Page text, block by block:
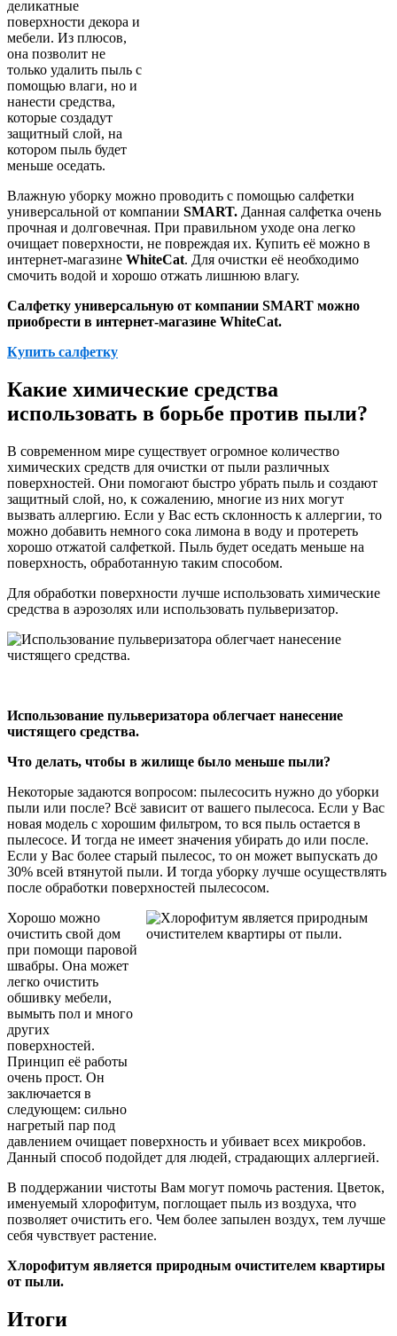
деликатные
поверхности декора и
мебели. Из плюсов,
она позволит не
только удалить пыль с
помощью влаги, но и
нанести средства,
которые создадут
защитный слой, на
котором пыль будет
меньше оседать.
Влажную уборку можно проводить с помощью салфетки
универсальной от компании SMART. Данная салфетка очень
прочная и долговечная. При правильном уходе она легко
очищает поверхности, не повреждая их. Купить её можно в
интернет-магазине WhiteCat. Для очистки её необходимо
смочить водой и хорошо отжать лишнюю влагу.
Салфетку универсальную от компании SMART можно
приобрести в интернет-магазине WhiteCat.
Купить салфетку
Какие химические средства
использовать в борьбе против пыли?
В современном мире существует огромное количество
химических средств для очистки от пыли различных
поверхностей. Они помогают быстро убрать пыль и создают
защитный слой, но, к сожалению, многие из них могут
вызвать аллергию. Если у Вас есть склонность к аллергии, то
можно добавить немного сока лимона в воду и протереть
хорошо отжатой салфеткой. Пыль будет оседать меньше на
поверхность, обработанную таким способом.
Для обработки поверхности лучше использовать химические
средства в аэрозолях или использовать пульверизатор.
Использование пульверизатора облегчает нанесение
чистящего средства.
Что делать, чтобы в жилище было меньше пыли?
Некоторые задаются вопросом: пылесосить нужно до уборки
пыли или после? Всё зависит от вашего пылесоса. Если у Вас
новая модель с хорошим фильтром, то вся пыль остается в
пылесосе. И тогда не имеет значения убирать до или после.
Если у Вас более старый пылесос, то он может выпускать до
30% всей втянутой пыли. И тогда уборку лучше осуществлять
после обработки поверхностей пылесосом.
Хорошо можно
очистить свой дом
при помощи паровой
швабры. Она может
легко очистить
обшивку мебели,
вымыть пол и много
других
поверхностей.
Принцип её работы
очень прост. Он
заключается в
следующем: сильно
нагретый пар под
давлением очищает поверхность и убивает всех микробов.
Данный способ подойдет для людей, страдающих аллергией.
В поддержании чистоты Вам могут помочь растения. Цветок,
именуемый хлорофитум, поглощает пыль из воздуха, что
позволяет очистить его. Чем более запылен воздух, тем лучше
себя чувствует растение.
Хлорофитум является природным очистителем квартиры
от пыли.
Итоги